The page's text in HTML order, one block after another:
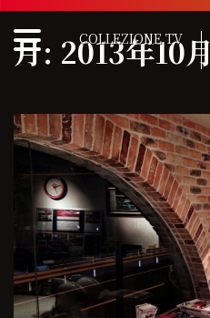
Skip
content
COLLEZIONE TV
月: 2013年10月